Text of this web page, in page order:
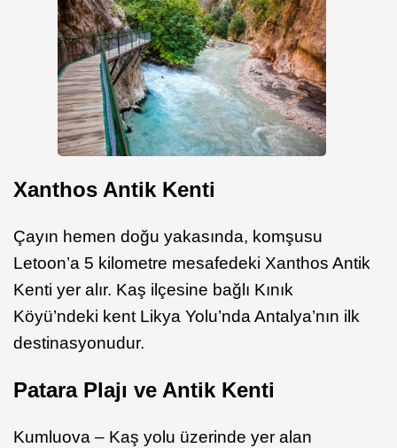
Xanthos Antik Kenti
Çayın hemen doğu yakasında, komşusu
Letoon’a 5 kilometre mesafedeki Xanthos Antik
Kenti yer alır. Kaş ilçesine bağlı Kınık
Köyü’ndeki kent Likya Yolu’nda Antalya’nın ilk
destinasyonudur.
Patara Plajı ve Antik Kenti
Kumluova – Kaş yolu üzerinde yer alan